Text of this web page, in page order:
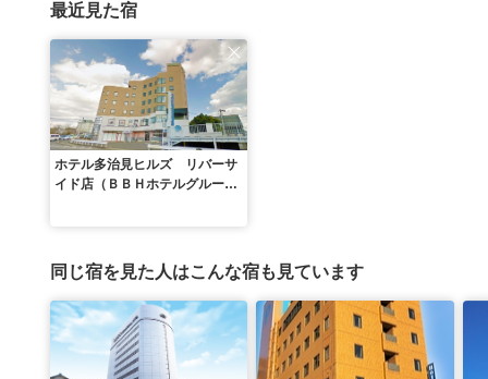
最近見た宿
ホテル多治見ヒルズ リバーサ
イド店（ＢＢＨホテルグルー
同じ宿を見た人はこんな宿も見ています